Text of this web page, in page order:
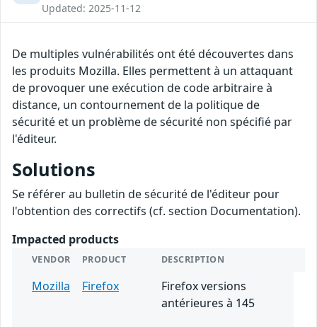
Updated: 2025-11-12
De multiples vulnérabilités ont été découvertes dans
les produits Mozilla. Elles permettent à un attaquant
de provoquer une exécution de code arbitraire à
distance, un contournement de la politique de
sécurité et un problème de sécurité non spécifié par
l'éditeur.
Solutions
Se référer au bulletin de sécurité de l'éditeur pour
l'obtention des correctifs (cf. section Documentation).
Impacted products
VENDOR PRODUCT DESCRIPTION
Mozilla Firefox
Firefox versions
antérieures à 145